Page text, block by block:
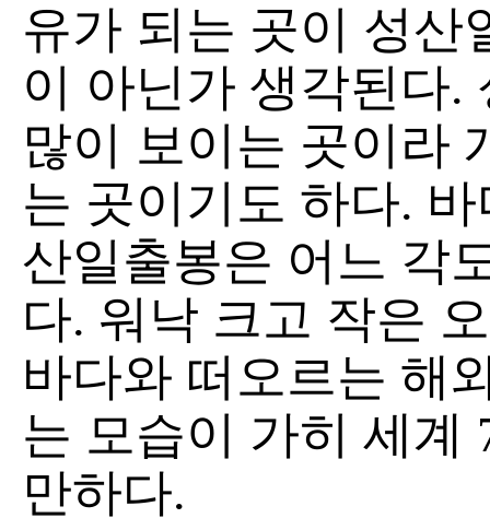
유가 되는 곳이 성산
이 아닌가 생각된다.
많이 보이는 곳이라
는 곳이기도 하다.
산일출봉은 어느 각
다. 워낙 크고 작은
바다와 떠오르는 해
는 모습이 가히 세계
만하다.